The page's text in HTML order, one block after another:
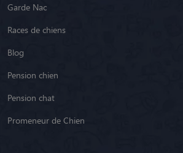
Garde Nac
Races de chiens
Blog
Pension chien
Pension chat
Promeneur de Chien